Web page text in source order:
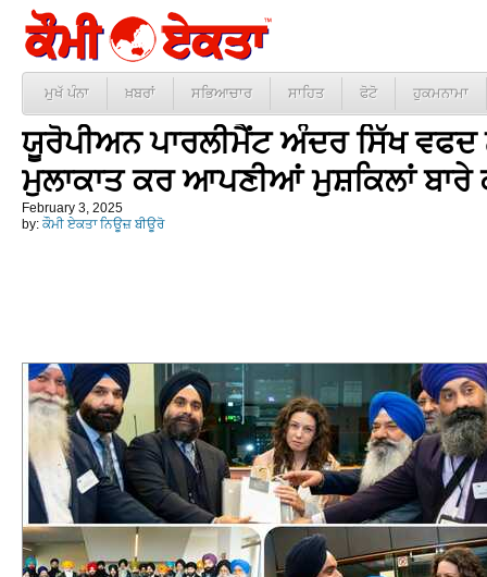
ਮੁਖੱ ਪੰਨਾ ਖ਼ਬਰਾਂ ਸਭਿਆਚਾਰ ਸਾਹਿਤ ਫੋਟੋ ਹੁਕਮਨਾਮਾ
ਯੂਰੋਪੀਅਨ ਪਾਰਲੀਮੈਂਟ ਅੰਦਰ ਸਿੱਖ ਵਫਦ
ਮੁਲਾਕਾਤ ਕਰ ਆਪਣੀਆਂ ਮੁਸ਼ਕਿਲਾਂ ਬਾਰੇ
February 3, 2025
by: ਕੌਮੀ ਏਕਤਾ ਨਿਊਜ਼ ਬੀਊਰੋ